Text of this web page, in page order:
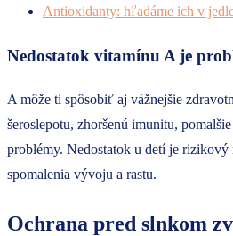
Antioxidanty: hľadáme ich v
Nedostatok vitamínu A je
A môže ti spôsobiť aj vážnejšie
šeroslepotu, zhoršenú imunitu,
problémy. Nedostatok u detí je rizikový
spomalenia vývoju a rastu.
Ochrana pred slnkom